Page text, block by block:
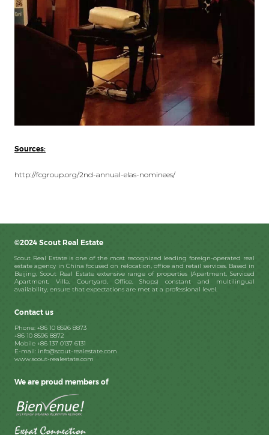
Sources:
http://fcgroup.org/2nd-annual-elas-nominees/
©2024 Scout Real Estate
Scout Real Estate is one of the most recognized leading foreign-operated real
estate agency in China focused on relocation, office and retail services. Based in
Beijing, Scout Real Estate extensive range of properties (Apartment, Serviced
Apartment, Villa, Courtyard, Office, Shops) constant and multilingual
availability, ensure that expectations are met at a professional level.
Contact us
Phone: +86 10 8596 8873
+86 10 8596 8872
Mobile +86 137 0137 6131
E-mail: info@scout-realestate.com
www.scout-realestate.com
We are proud members of